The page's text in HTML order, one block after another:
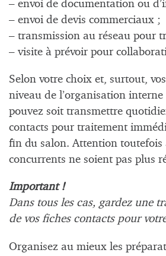
– envoi de documentation ou
– envoi de devis commerciaux ;
– transmission au réseau pour
– visite à prévoir pour
Selon votre choix et, surtout,
niveau de l’organisation interne
pouvez soit transmettre
contacts pour traitement
fin du salon. Attention toutefois
concurrents ne soient pas plus
Important !
Dans tous les cas, gardez une
de vos fiches contacts pour
Organisez au mieux les